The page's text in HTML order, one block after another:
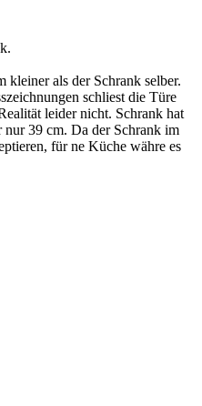
kleiner als der Schrank selber.
schliest die Türe
leider nicht. Schrank hat
nur 39 cm. Da der Schrank im
für ne Küche währe es